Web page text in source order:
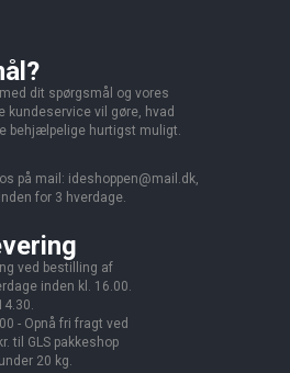
dit spørgsmål og vores
kundeservice vil gøre, hvad
behjælpelige hurtigst muligt.
på mail: ideshoppen@mail.dk,
for 3 hverdage.
ved bestilling af
inden kl. 16.00.
- Opnå fri fragt ved
til GLS pakkeshop
20 kg.